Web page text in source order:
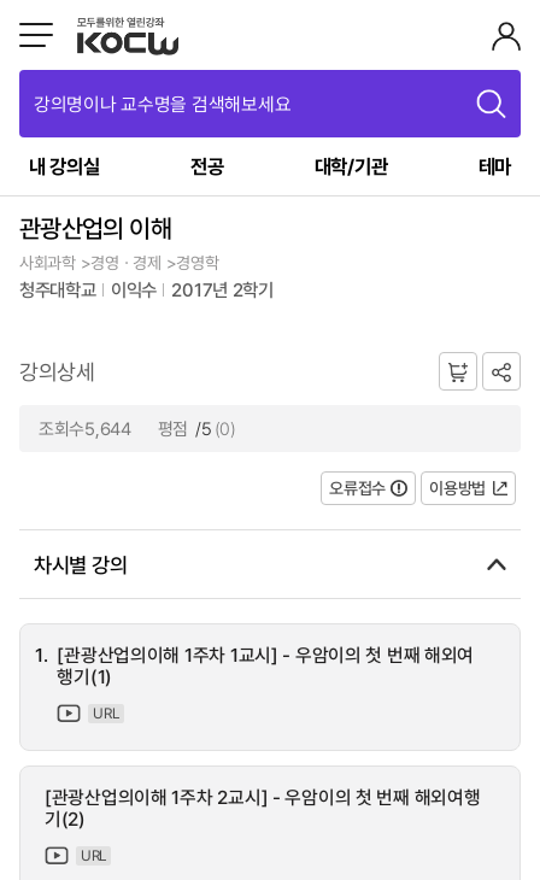
강의명이나 교수명을 검색해보세요
내 강의실 전공 대학/기관 테마
관광산업의 이해
사회과학 >경영ㆍ경제 >경영학
청주대학교 이익수 2017년 2학기
강의상세
조회수5,644 평점 /5 (0)
오류접수 이용방법
차시별 강의
1. [관광산업의이해 1주차 1교시] - 우암이의 첫 번째 해외여
행기(1)
URL
[관광산업의이해 1주차 2교시] - 우암이의 첫 번째 해외여행
기(2)
URL